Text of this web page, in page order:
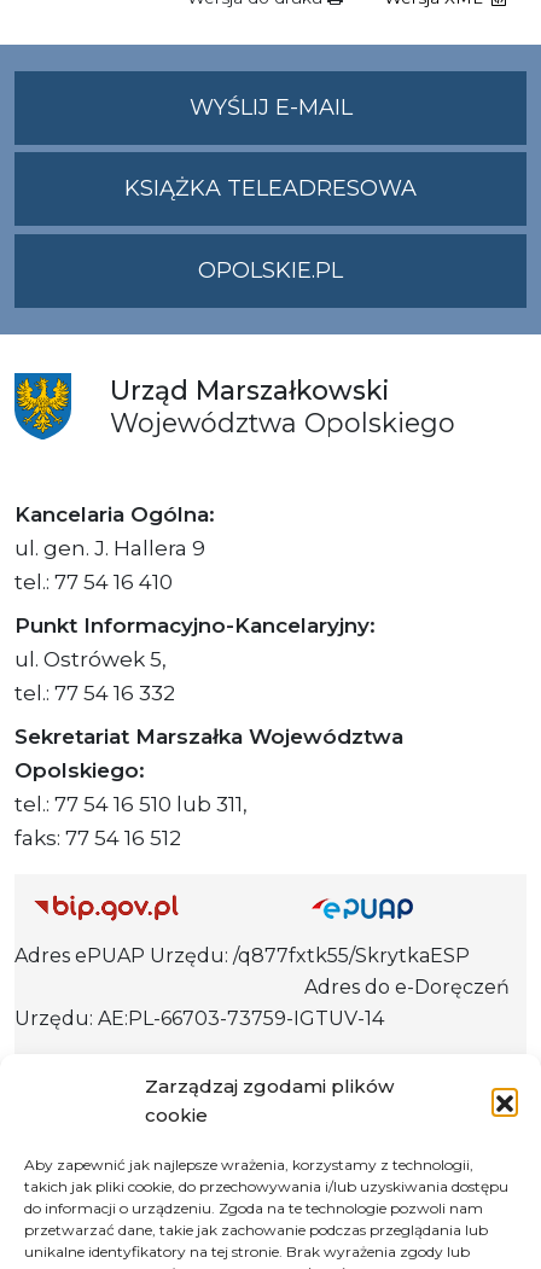
Zarządzaj zgodami plików
cookie
Aby zapewnić jak najlepsze wrażenia, korzystamy z technologii,
takich jak pliki cookie, do przechowywania i/lub uzyskiwania dostępu
do informacji o urządzeniu. Zgoda na te technologie pozwoli nam
przetwarzać dane, takie jak zachowanie podczas przeglądania lub
unikalne identyfikatory na tej stronie. Brak wyrażenia zgody lub
WYŚLIJ E-MAILNA
ADRES
KSIĄŻKA TELEADRESOWA
OPOLSKIE.PL
Urząd Marszałkowski
Województwa Opolskiego
Kancelaria Ogólna:
ul. gen. J. Hallera 9
tel.: 77 54 16 410
Punkt Informacyjno-Kancelaryjny:
ul. Ostrówek 5,
tel.: 77 54 16 332
Sekretariat Marszałka Województwa
Opolskiego:
tel.: 77 54 16 510 lub 311,
faks: 77 54 16 512
Adres ePUAP Urzędu: /q877fxtk55/SkrytkaESP
Adres do e-Doręczeń
Urzędu: AE:PL-66703-73759-IGTUV-14
Polityka prywatności
Klauzula informacyjna RODO
Deklaracja dostępności
Instrukcja obsługi BIP